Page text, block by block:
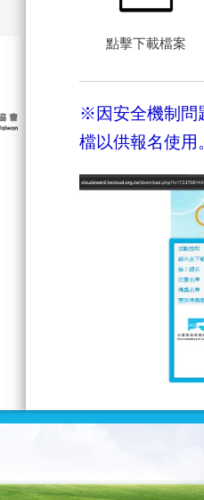
點擊下載檔案
※因安全機制問
檔以供報名使用